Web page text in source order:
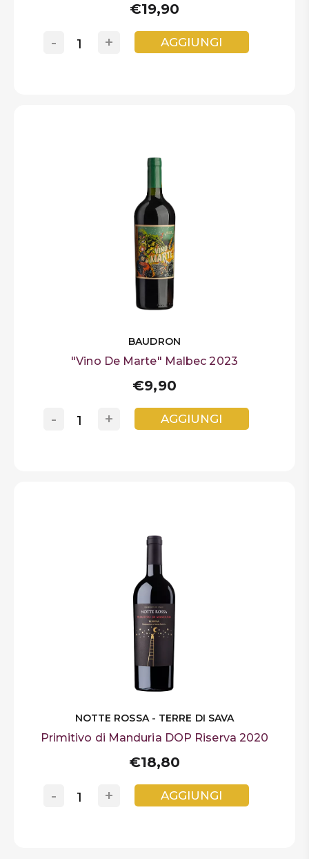
€19,90
+
- AGGIUNGI
BAUDRON
"Vino De Marte" Malbec 2023
€9,90
+
- AGGIUNGI
NOTTE ROSSA - TERRE DI SAVA
Primitivo di Manduria DOP Riserva 2020
€18,80
+
- AGGIUNGI